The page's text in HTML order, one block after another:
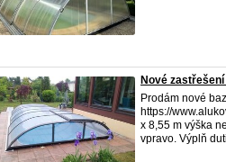
Nové
Prodám nové
https://
x 8,55 m výška
vpravo. Výplň